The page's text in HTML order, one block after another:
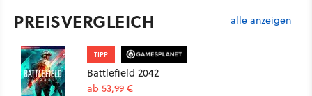
PREISVERGLEICH alle anzeigen
TIPP
Battlefield 2042
ab 53,99 €